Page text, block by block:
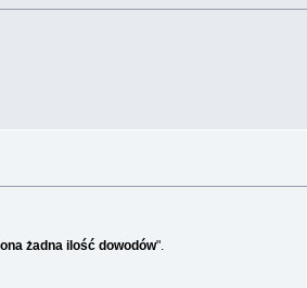
żadna ilość dowodów".